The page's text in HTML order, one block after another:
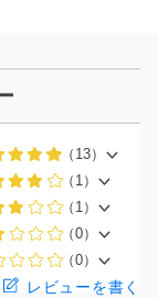
（13）
（1）
（1）
（0）
（0）
レビューを書く